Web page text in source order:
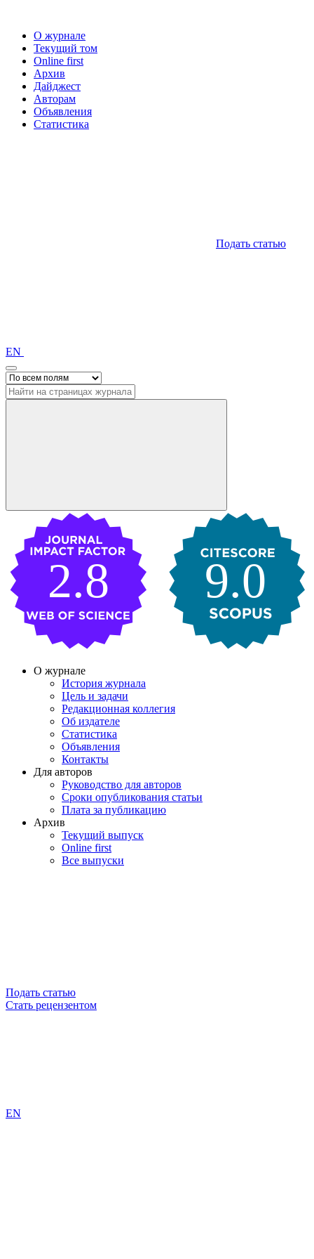
О журнале
Текущий том
Online first
Архив
Дайджест
Авторам
Объявления
Статистика
Подать статью
EN
9.0
2.8
О журнале
История журнала
Цель и задачи
Редакционная коллегия
Об издателе
Статистика
Объявления
Контакты
Для авторов
Руководство для авторов
Сроки опубликования статьи
Плата за публикацию
Архив
Текущий выпуск
Online first
Все выпуски
Подать статью
Стать рецензентом
EN